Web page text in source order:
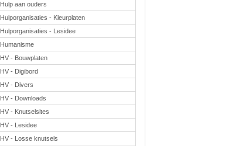
Hulp aan ouders
Hulporganisaties - Kleurplaten
Hulporganisaties - Lesidee
Humanisme
HV - Bouwplaten
HV - Digibord
HV - Divers
HV - Downloads
HV - Knutselsites
HV - Lesidee
HV - Losse knutsels